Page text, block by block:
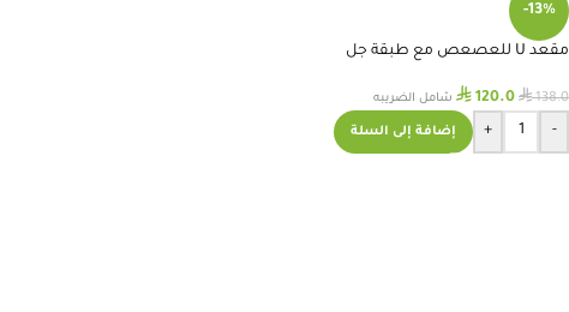
-13%
مقعد U للعصعص مع طبقة جل
⃁138.0
⃁ 120.0 شامل الضريبه
-
+ إضافة إلى السلة